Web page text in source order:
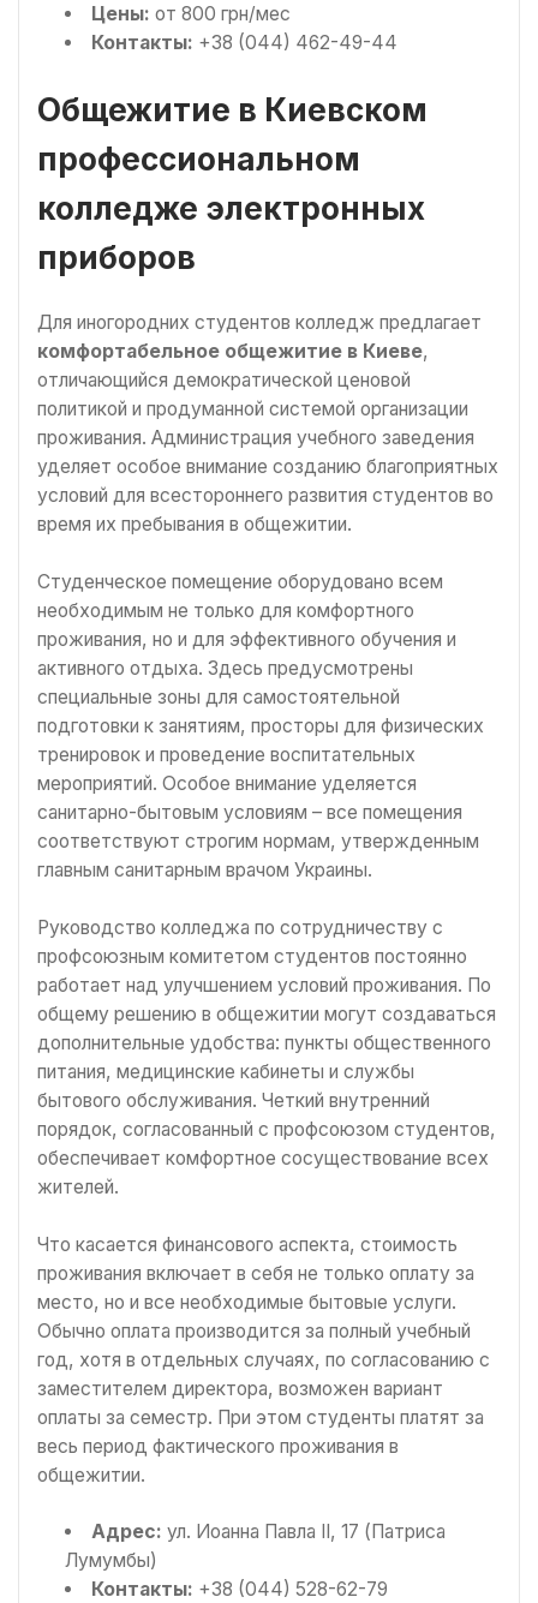
Цены: от 800 грн/мес
Контакты: +38 (044) 462-49-44
Общежитие в Киевском
профессиональном
колледже электронных
приборов
Для иногородних студентов колледж предлагает
комфортабельное общежитие в Киеве,
отличающийся демократической ценовой
политикой и продуманной системой организации
проживания. Администрация учебного заведения
уделяет особое внимание созданию благоприятных
условий для всестороннего развития студентов во
время их пребывания в общежитии.
Студенческое помещение оборудовано всем
необходимым не только для комфортного
проживания, но и для эффективного обучения и
активного отдыха. Здесь предусмотрены
специальные зоны для самостоятельной
подготовки к занятиям, просторы для физических
тренировок и проведение воспитательных
мероприятий. Особое внимание уделяется
санитарно-бытовым условиям – все помещения
соответствуют строгим нормам, утвержденным
главным санитарным врачом Украины.
Руководство колледжа по сотрудничеству с
профсоюзным комитетом студентов постоянно
работает над улучшением условий проживания. По
общему решению в общежитии могут создаваться
дополнительные удобства: пункты общественного
питания, медицинские кабинеты и службы
бытового обслуживания. Четкий внутренний
порядок, согласованный с профсоюзом студентов,
обеспечивает комфортное сосуществование всех
жителей.
Что касается финансового аспекта, стоимость
проживания включает в себя не только оплату за
место, но и все необходимые бытовые услуги.
Обычно оплата производится за полный учебный
год, хотя в отдельных случаях, по согласованию с
заместителем директора, возможен вариант
оплаты за семестр. При этом студенты платят за
весь период фактического проживания в
общежитии.
Адрес: ул. Иоанна Павла II, 17 (Патриса
Лумумбы)
Контакты: +38 (044) 528-62-79